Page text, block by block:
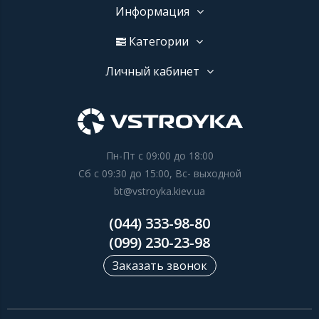
Информация
Категории
Личный кабинет
Пн-Пт с 09:00 до 18:00
Сб с 09:30 до 15:00, Вс- выходной
bt@vstroyka.kiev.ua
(044) 333-98-80
(099) 230-23-98
Заказать звонок